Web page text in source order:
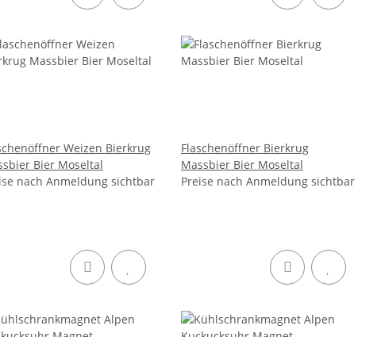
Weizen Bierkrug
Bier Moseltal
nach Anmeldung sichtbar
Flaschenöffner Bierkrug
Massbier Bier Moseltal
Preise nach Anmeldung sichtbar